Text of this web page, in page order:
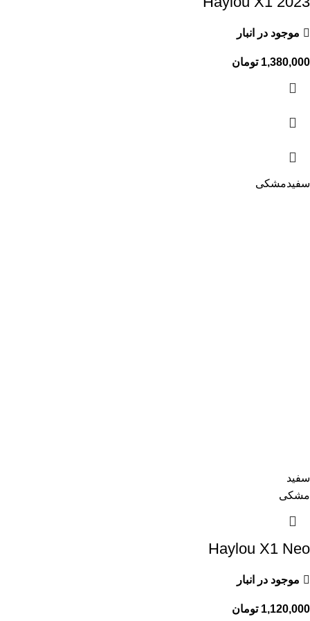
موجود در انبار
1,380,000 تومان
سفیدمشکی
سفید
مشکی
Haylou X1 Neo
موجود در انبار
1,120,000 تومان